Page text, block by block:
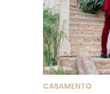
CASAMENTO